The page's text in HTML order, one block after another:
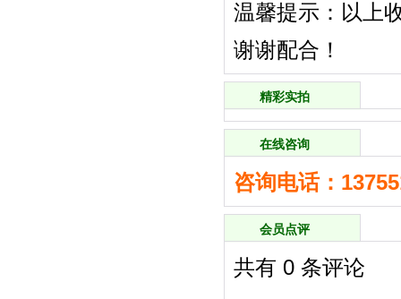
温馨提示：以上
谢谢配合！
精彩实拍
在线咨询
咨询电话：
会员点评
共有 0 条评论